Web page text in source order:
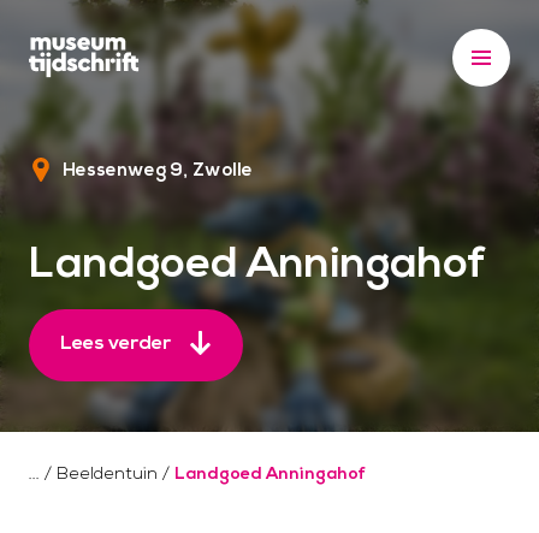
t
n
t
Hessenweg 9 Zwolle
Landgoed Anningahof
Lees verder
/ Beeldentuin / Landgoed Anningahof